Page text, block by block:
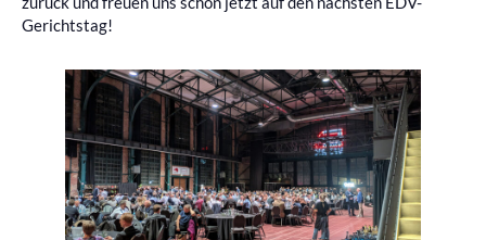
Gerichtstag!